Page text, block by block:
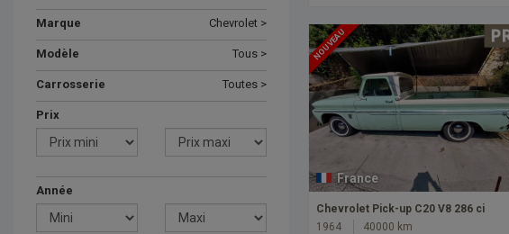
Marque Chevrolet >
Modèle Tous >
Carrosserie Toutes >
Prix
Année
NOUVEAU
France
Chevrolet Pick-up C20 V8 286 ci
1964
40000 km